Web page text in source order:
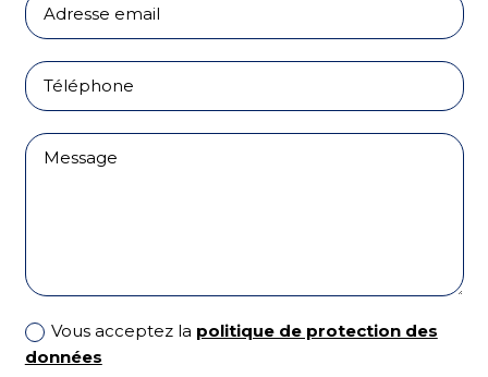
Vous acceptez la politique de protection des
données